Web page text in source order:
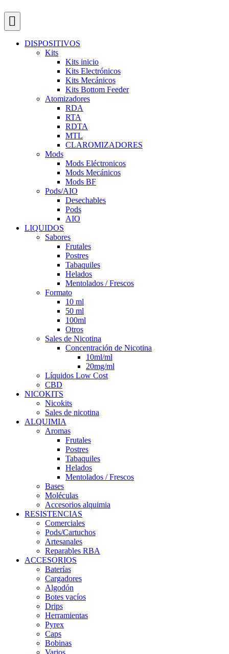
DISPOSITIVOS
Kits
Kits inicio
Kits Electrónicos
Kits Mecánicos
Kits Bottom Feeder
Atomizadores
RDA
RTA
RDTA
MTL
CLAROMIZADORES
Mods
Mods Eléctronicos
Mods Mecánicos
Mods BF
Pods/AIO
Desechables
Pods
AIO
LIQUIDOS
Sabores
Frutales
Postres
Tabaquiles
Helados
Mentolados / Frescos
Formato
10 ml
50 ml
100ml
Otros
Sales de Nicotina
Concentración de Nicotina
10ml/ml
20mg/ml
Líquidos Low Cost
CBD
NICOKITS
Nicokits
Sales de nicotina
ALQUIMIA
Aromas
Frutales
Postres
Tabaquiles
Helados
Mentolados / Frescos
Bases
Moléculas
Accesorios alquimia
RESISTENCIAS
Comerciales
Pods/Cartuchos
Artesanales
Reparables RBA
ACCESORIOS
Baterías
Cargadores
Algodón
Botes vacíos
Drips
Herramientas
Pyrex
Caps
Bobinas
Varios